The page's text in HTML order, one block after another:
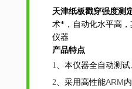
天津纸板戳穿强度测
术*，自动化水平高
仪器
产品特点
1 、本仪器全自动测
2 、采用高性能ARM